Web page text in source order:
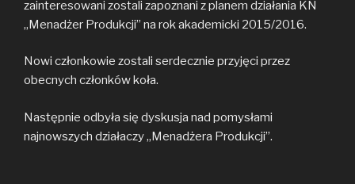
zainteresowani zostali zapoznani z planem działania KN
„Menadżer Produkcji” na rok akademicki 2015/2016.
Nowi członkowie zostali serdecznie przyjęci przez
obecnych członków koła.
Następnie odbyła się dyskusja nad pomysłami
najnowszych działaczy „Menadżera Produkcji”.